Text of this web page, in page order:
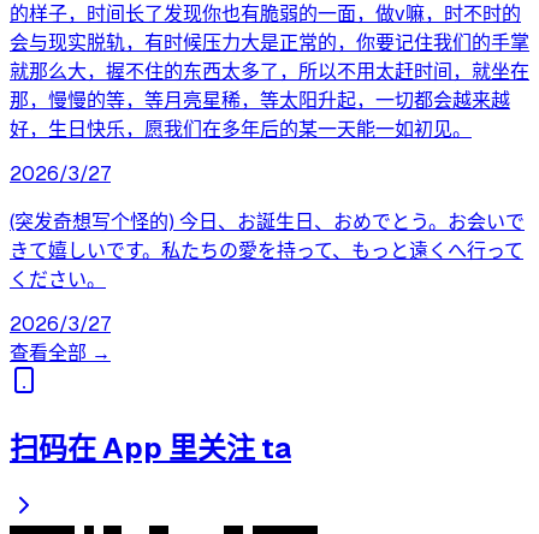
的样子，时间长了发现你也有脆弱的一面，做v嘛，时不时的
会与现实脱轨，有时候压力大是正常的，你要记住我们的手掌
就那么大，握不住的东西太多了，所以不用太赶时间，就坐在
那，慢慢的等，等月亮星稀，等太阳升起，一切都会越来越
好，生日快乐，愿我们在多年后的某一天能一如初见。
2026/3/27
(突发奇想写个怪的) 今日、お誕生日、おめでとう。お会いで
きて嬉しいです。私たちの愛を持って、もっと遠くへ行って
ください。
2026/3/27
查看全部 →
扫码在 App 里关注 ta